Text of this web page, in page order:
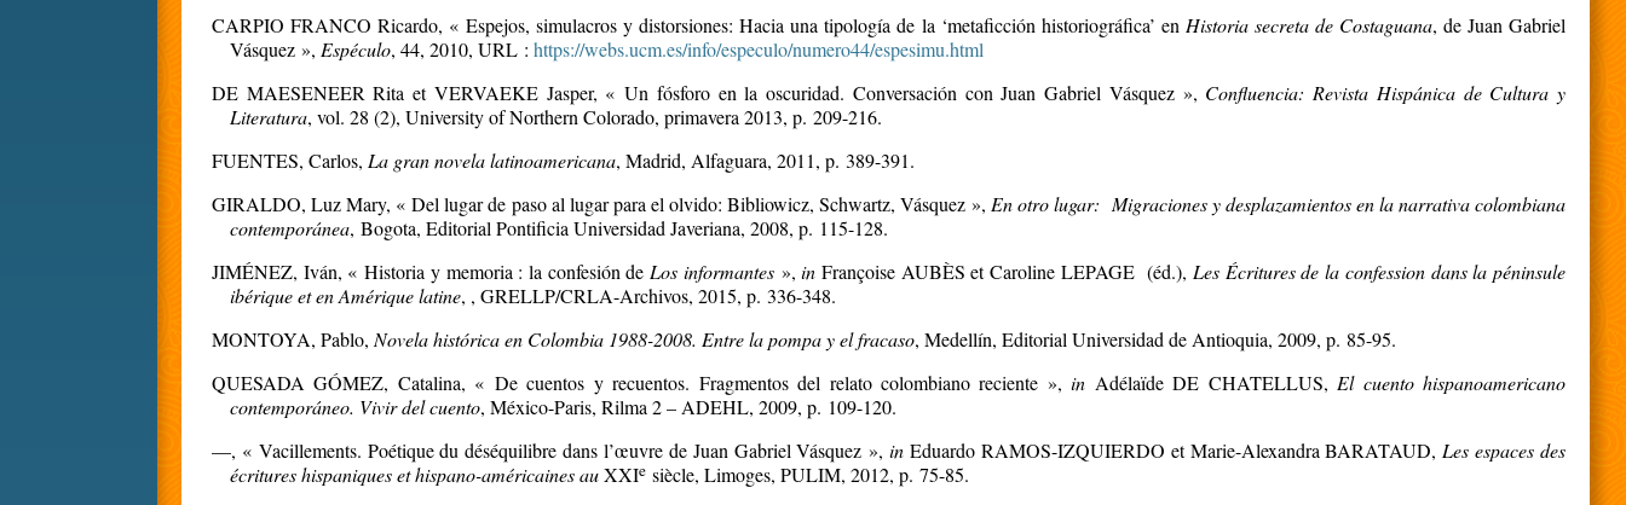
CARPIO FRANCO Ricardo, « Espejos, simulacros y distorsiones: Hacia una tipología de la ‘metaficción historiográfica’ en Historia secreta de Costaguana, de Juan Gabriel
Vásquez », Espéculo, 44, 2010, URL : https://webs.ucm.es/info/especulo/numero44/espesimu.html
DE MAESENEER Rita et VERVAEKE Jasper, « Un fósforo en la oscuridad. Conversación con Juan Gabriel Vásquez », Confluencia: Revista Hispánica de Cultura y
Literatura, vol. 28 (2), University of Northern Colorado, primavera 2013, p. 209-216.
FUENTES, Carlos, La gran novela latinoamericana, Madrid, Alfaguara, 2011, p. 389-391.
GIRALDO, Luz Mary, « Del lugar de paso al lugar para el olvido: Bibliowicz, Schwartz, Vásquez », En otro lugar: Migraciones y desplazamientos en la narrativa colombiana
contemporánea, Bogota, Editorial Pontiﬁcia Universidad Javeriana, 2008, p. 115-128.
JIMÉNEZ, Iván, « Historia y memoria : la confesión de Los informantes»,in Françoise AUBÈS et Caroline LEPAGE (éd.), Les Écritures de la confession dans la péninsule
ibérique et en Amérique latine, , GRELLP/CRLA-Archivos, 2015, p. 336-348.
MONTOYA, Pablo, Novela histórica en Colombia 1988-2008. Entre la pompa y el fracaso, Medellín, Editorial Universidad de Antioquia, 2009, p. 85-95.
QUESADA GÓMEZ, Catalina, « De cuentos y recuentos. Fragmentos del relato colombiano reciente »,in AdélaïdeDE CHATELLUS, El cuento hispanoamericano
contemporáneo. Vivir del cuento, México-Paris, Rilma 2 – ADEHL, 2009, p. 109-120.
—, « Vacillements. Poétique du déséquilibre dans l’œuvre de Juan Gabriel Vásquez »,in Eduardo RAMOS-IZQUIERDO et Marie-Alexandra BARATAUD, Les espaces des
écritures hispaniques et hispano-américaines auXXIe siècle, Limoges, PULIM, 2012, p. 75-85.